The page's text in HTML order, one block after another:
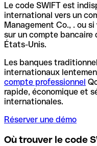
Le code SWIFT est
international vers un
Management Co., . ou
sur un compte bancaire
États-Unis.
Les banques
internationaux
compte professionnel
rapide, économique et
internationales.
Réserver une démo
Où trouver le code